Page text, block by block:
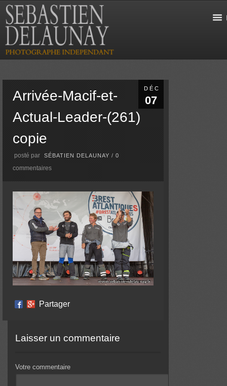
DÉC
07
Arrivée-Macif-et-
Actual-Leader-(261)
copie
posté par SÉBATIEN DELAUNAY /0
commentaires
Partager
Laisser un commentaire
Votre commentaire